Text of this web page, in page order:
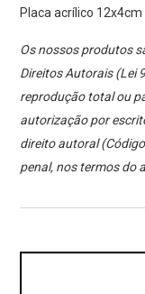
Placa acrílico
Os nossos produtos
Direitos Autorais (Lei
reprodução total ou
autorização por
direito autoral
penal, nos termos do